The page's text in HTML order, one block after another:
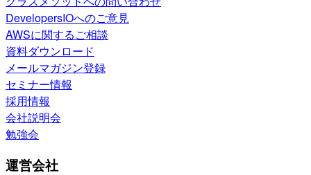
DevelopersIOへのご意見
AWSに関するご相談
資料ダウンロード
メールマガジン登録
セミナー情報
採用情報
会社説明会
勉強会
運営会社